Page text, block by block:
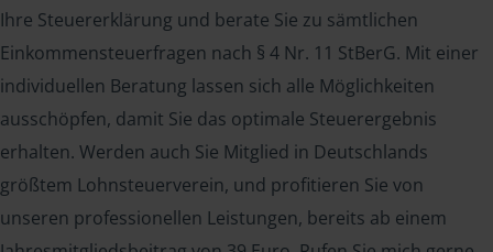
Ihre Steuererklärung und berate Sie zu sämtlichen
Einkommensteuerfragen nach § 4 Nr. 11 StBerG. Mit einer
individuellen Beratung lassen sich alle Möglichkeiten
ausschöpfen, damit Sie das optimale Steuerergebnis
erhalten. Werden auch Sie Mitglied in Deutschlands
größtem Lohnsteuerverein, und profitieren Sie von
unseren professionellen Leistungen, bereits ab einem